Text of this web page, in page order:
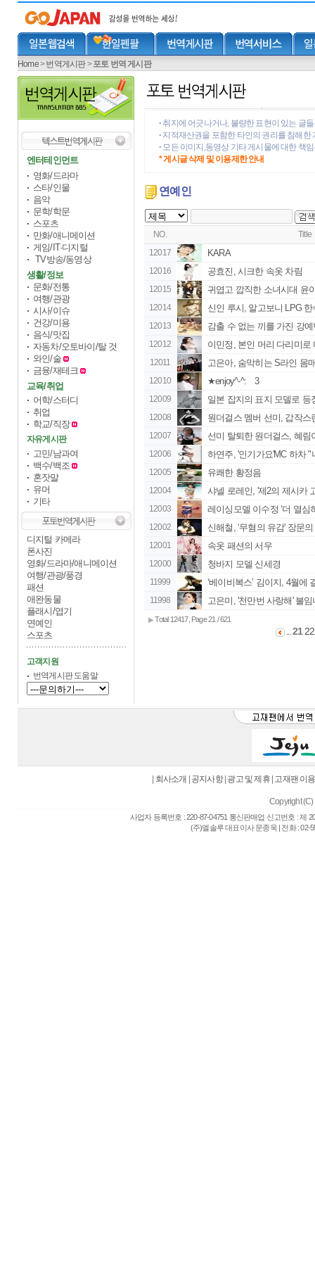
Home>번역게시판>포토 번역 게시판
엔터테인먼트
영화/드라마
스타/인물
음악
문학/학문
스포츠
만화/애니메이션
게임/IT·디지털
TV방송/동영상
생활/정보
문화/전통
여행/관광
시사/이슈
건강/미용
음식/맛집
자동차/오토바이/탈 것
와인/술
금융/재테크
교육/취업
어학/스터디
취업
학교/직장
자유게시판
고민/남과여
백수/백조
혼잣말
유머
기타
디지털 카메라
폰사진
영화/드라마/애니메이션
여행/관광/풍경
패션
애완동물
플래시/엽기
연예인
스포츠
고객지원
번역게시판 도움말
• 취지에 어긋나거나, 불량한 표현이 있는 글
• 지적재산권을 포함한 타인의 권리를 침해한
• 모든 이미지,동영상 기타 게시물에 대한 책
* 게시글 삭제 및 이용제한 안내
연예인
NO.
Title
12017
KARA
12016 공효진, 시크한 속옷 차림
12015 귀엽고 깝직한 소녀시대 윤
12014 신인 루시, 알고보니 LPG 한
12013 감출 수 없는 끼를 가진 강
12012 이민정, 본인 머리 다리미로
12011 고은아, 숨막히는 S라인 몸
12010 ★enjoy^-^: 3
12009 일본 잡지의 표지 모델로 등
12008 원더걸스 멤버 선미, 갑작스
12007 선미 탈퇴한 원더걸스, 혜림
12006 하연주, '인기가요'MC 하차 "
12005 유쾌한 황정음
12004 샤넬 로레인, '제2의 제시카
12003 레이싱모델 이수정 ‘더 열심
12002 신해철, ‘무혐의 유감' 장문
12001 속옷 패션의 서우
12000 청바지 모델 신세경
11999 ‘베이비복스’ 김이지, 4월에
11998 고은미, '천만번 사랑해' 불
▶ Total 12417, Page 21 / 621
...21 22
회사소개 공지사항| 광고 및 제휴| 고재팬 이
Copyright (C)
사업자 등록번호 : 220-87-04751 통신판매업 신고번호 : 제
(주)엘솔루 대표이사 문종욱 | 전화 : 02-